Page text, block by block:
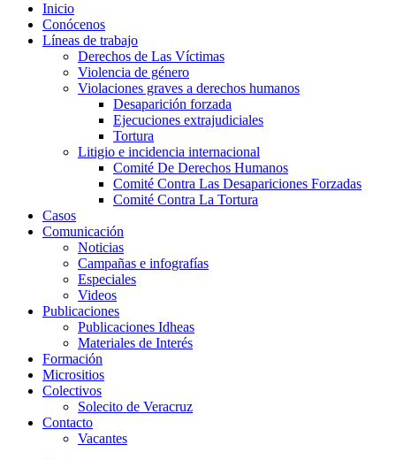
Inicio
Conócenos
Líneas de trabajo
Derechos de Las Víctimas
Violencia de género
Violaciones graves a derechos humanos
Desaparición forzada​
Ejecuciones extrajudiciales
Tortura
Litigio e incidencia internacional
Comité De Derechos Humanos​
Comité Contra Las Desapariciones Forzadas
Comité Contra La Tortura​
Casos
Comunicación
Noticias
Campañas e infografías
Especiales
Videos
Publicaciones
Publicaciones Idheas
Materiales de Interés
Formación
Micrositios
Colectivos
Solecito de Veracruz
Contacto
Vacantes